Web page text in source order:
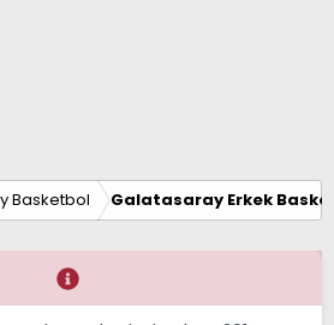
Basketbol Galatasaray Erkek